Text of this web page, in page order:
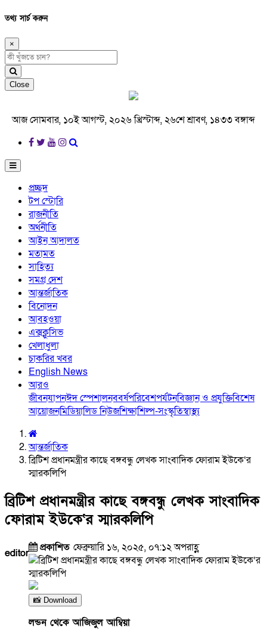
তথ্য সার্চ করুন
×
Close
আজ সোমবার, ১০ই আগস্ট, ২০২৬ খ্রিস্টাব্দ, ২৬শে শ্রাবণ, ১৪৩৩ বঙ্গাব্দ
প্রচ্ছদ
টপ স্টোরি
রাজনীতি
অর্থনীতি
আইন আদালত
মতামত
সাহিত্য
সমগ্র দেশ
আন্তর্জাতিক
বিনোদন
আবহওয়া
এক্সক্লুসিভ
খেলাধুলা
চাকরির খবর
English News
আরও
জীবনযাপনঈদ স্পেশালনববর্ষপরিবেশপর্যটনবিজ্ঞান ও প্রযুক্তিবিশেষ
আয়োজনমিডিয়ালিড নিউজশিক্ষাশিল্প-সংস্কৃতিস্বাস্থ্য
আন্তর্জাতিক
ব্রিটিশ প্রধানমন্ত্রীর কাছে বঙ্গবন্ধু লেখক সাংবাদিক ফোরাম ইউকে‘র
স্মারকলিপি
ব্রিটিশ প্রধানমন্ত্রীর কাছে বঙ্গবন্ধু লেখক সাংবাদিক
ফোরাম ইউকে‘র স্মারকলিপি
editor প্রকাশিত ফেব্রুয়ারি ১৬, ২০২৫, ০৭:১২ অপরাহ্ণ
📸 Download
লন্ডন থেকে আজিজুল আম্বিয়া